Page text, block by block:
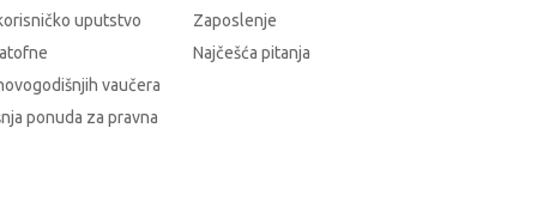
uputstvo
vaučera
ponuda za pravna
Zaposlenje
Najčešća pitanja